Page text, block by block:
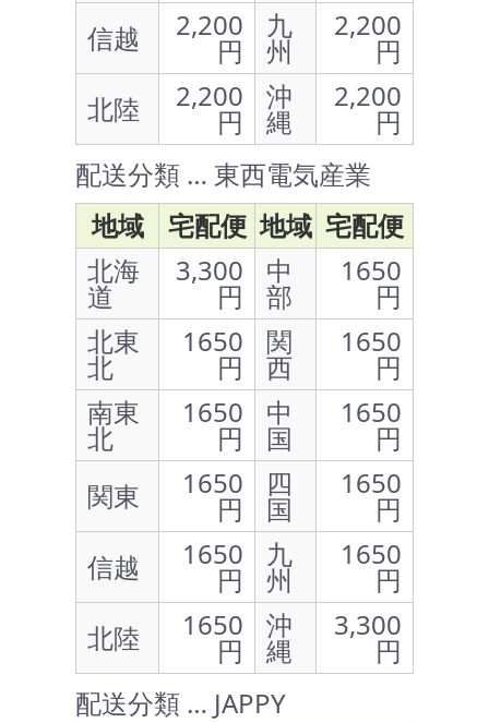
信越
2,200
円
九
州
2,200
円
北陸
2,200
円
沖
縄
2,200
円
配送分類 … 東西電気産業
地域
宅配便 地域 宅配便
北海
道
3,300
円
中
部
1650
円
北東
北
1650
円
関
西
1650
円
南東
北
1650
円
中
国
1650
円
関東
1650
円
四
国
1650
円
信越
1650
円
九
州
1650
円
北陸
1650
円
沖
縄
3,300
円
配送分類 … JAPPY